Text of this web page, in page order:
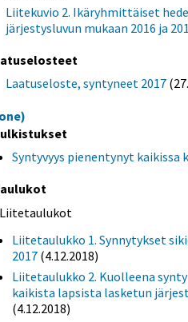
Liitekuvio 2. Ikäryhmittäiset
järjestysluvun mukaan 2016 ja
Laatuseloste, syntyneet 2017
Syntyvyys pienentynyt kaikissa
Liitetaulukot
Liitetaulukko 1. Synnytykset
2017 (4.12.2018)
Liitetaulukko 2. Kuolleena
kaikista lapsista lasketun
(4.12.2018)